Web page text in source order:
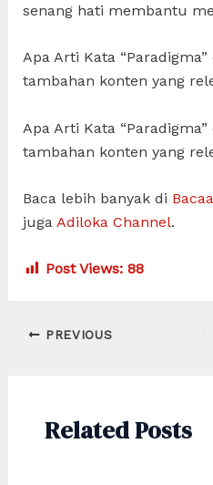
senang hati membantu
Apa Arti Kata
tambahan konten yang
Apa Arti Kata
tambahan konten yang
Baca lebih banyak di
juga Adiloka Channel.
Post Views: 88
Post
PREVIOUS
Related Posts